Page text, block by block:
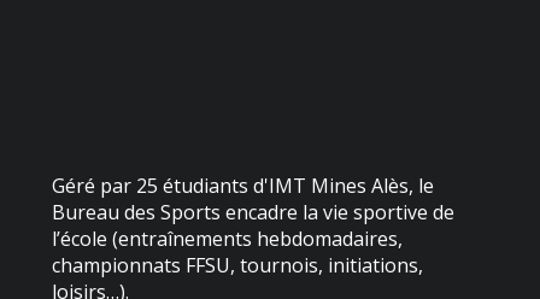
Géré par 25 étudiants d'IMT Mines Alès, le
Bureau des Sports encadre la vie sportive de
l’école (entraînements hebdomadaires,
championnats FFSU, tournois, initiations,
loisirs…).